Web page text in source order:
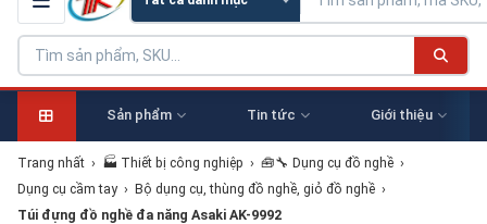
Sản phẩm Tin tức Giới thiệu
Trang nhất › 🏭 Thiết bị công nghiệp › 🧰🔧 Dụng cụ đồ nghề ›
Dụng cụ cầm tay › Bộ dụng cụ, thùng đồ nghề, giỏ đồ nghề ›
Túi đựng đồ nghề đa năng Asaki AK-9992